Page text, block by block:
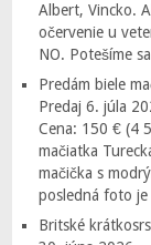
Albert, Vincko.
očervenie u
NO. Potešíme
Predám biele
Predaj 6. júla
Cena: 150 € (4
mačiatka
mačička s
posledná foto je
Britské